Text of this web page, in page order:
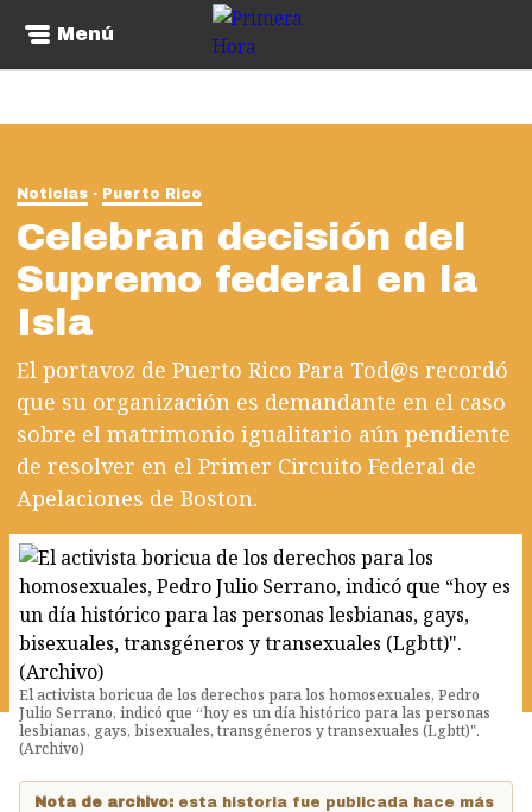
Menú
Noticias Puerto Rico
Celebran decisión del
Supremo federal en la
Isla
El portavoz de Puerto Rico Para Tod@s recordó
que su organización es demandante en el caso
sobre el matrimonio igualitario aún pendiente
de resolver en el Primer Circuito Federal de
Apelaciones de Boston.
El activista boricua de los derechos para los homosexuales, Pedro
Julio Serrano, indicó que “hoy es un día histórico para las personas
lesbianas, gays, bisexuales, transgéneros y transexuales (Lgbtt)".
(Archivo)
Nota de archivo: esta historia fue publicada hace más